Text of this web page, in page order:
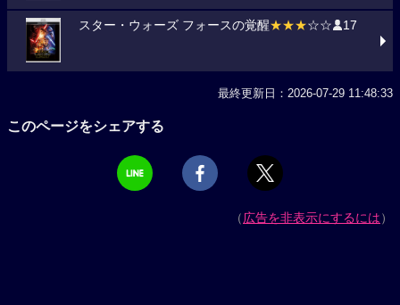
スター・ウォーズ フォースの覚醒★★★☆☆ 17
最終更新日：2026-07-29 11:48:33
このページをシェアする
（広告を非表示にするには）